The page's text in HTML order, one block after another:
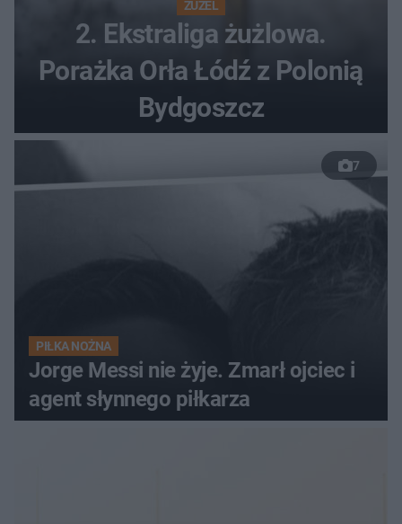
ŻUŻEL
2. Ekstraliga żużlowa.
Porażka Orła Łódź z Polonią
Bydgoszcz
7
PIŁKA NOŻNA
Jorge Messi nie żyje. Zmarł ojciec i
agent słynnego piłkarza